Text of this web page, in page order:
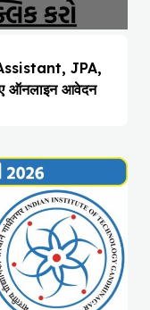
JPA,
ऑनलाइन आवेदन